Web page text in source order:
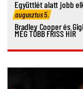
Együttlét alatt jobb
augusztus 5.
Bradley Cooper és
MÉG TÖBB FRISS HÍR